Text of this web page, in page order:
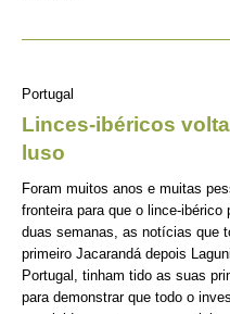
Portugal
Linces-ibéricos
luso
Foram muitos anos e muitas
fronteira para que o lince-
duas semanas, as notícias que
primeiro Jacarandá depois
Portugal, tinham tido as suas
para demonstrar que todo o